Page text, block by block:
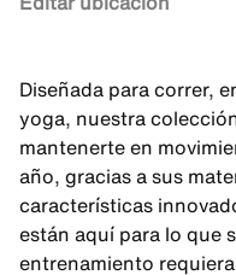
Diseñada para correr,
yoga, nuestra
mantenerte en
año, gracias a sus
características
están aquí para lo que
entrenamiento